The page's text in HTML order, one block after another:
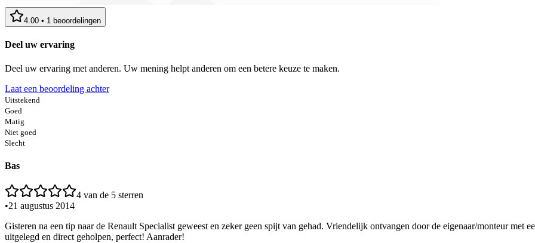
4.00 • 1 beoordelingen
Deel uw ervaring
Deel uw ervaring met anderen. Uw mening helpt anderen om een betere keuze te maken.
Laat een beoordeling achter
Uitstekend
Goed
Matig
Niet goed
Slecht
Bas
4 van de 5 sterren
•21 augustus 2014
Gisteren na een tip naar de Renault Specialist geweest en zeker geen spijt van gehad. Vriendelijk ontvangen door de eigenaar/monteur met
uitgelegd en direct geholpen, perfect! Aanrader!